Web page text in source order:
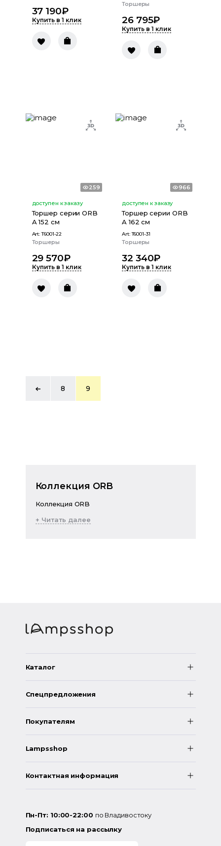
37 190₽
Купить в 1 клик
Торшеры
26 795₽
Купить в 1 клик
259
доступен к заказу
Торшер серии ORB
A 152 см
Art:T6001-22
Торшеры
29 570₽
Купить в 1 клик
966
доступен к заказу
Торшер серии ORB
A 162 см
Art:T6001-31
Торшеры
32 340₽
Купить в 1 клик
8 9
Коллекция ORB
Коллекция ORB
+ Читать далее
Каталог
Спецпредложения
Покупателям
Lampsshop
Контактная информация
Пн-Пт: 10:00-22:00 по Владивостоку
Подписаться на рассылку